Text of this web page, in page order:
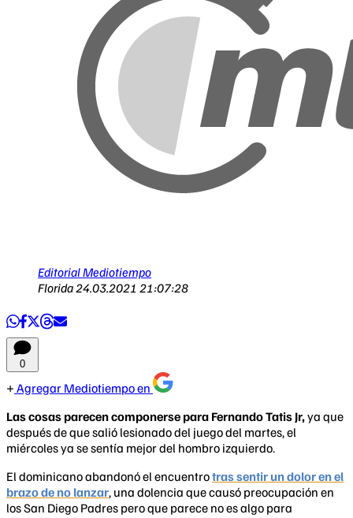
Editorial Mediotiempo
Florida24.03.2021 21:07:28
0
Agregar Mediotiempo en
Las cosas parecen componerse para Fernando Tatis Jr,ya que
después de que salió lesionado del juego del martes, el
miércoles ya se sentía mejor del hombro izquierdo.
El dominicano abandonó el encuentrotras sentir un dolor en el
brazo de no lanzar, una dolencia que causó preocupación en
los San Diego Padres pero que parece no es algo para